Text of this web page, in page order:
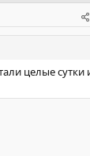
целые сутки